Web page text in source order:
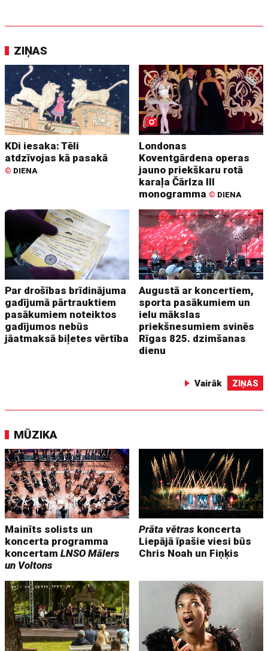
ZIŅAS
KDi iesaka: Tēli
atdzīvojas kā pasakā
© DIENA
Londonas
Koventgārdena operas
jauno priekškaru rotā
karaļa Čārlza III
monogramma © DIENA
Par drošības brīdinājuma
gadījumā pārtrauktiem
pasākumiem noteiktos
gadījumos nebūs
jāatmaksā biļetes vērtība
Augustā ar koncertiem,
sporta pasākumiem un
ielu mākslas
priekšnesumiem svinēs
Rīgas 825. dzimšanas
dienu
Vairāk ZIŅAS
MŪZIKA
Mainīts solists un
koncerta programma
koncertamLNSO Mālers
un Voltons
Prāta vētras koncerta
Liepājā īpašie viesi būs
Chris Noah un Fiņķis